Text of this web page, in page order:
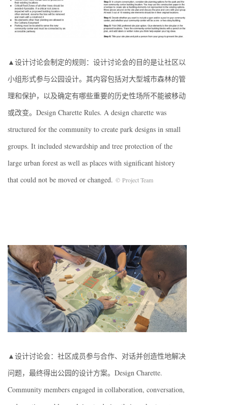
▲设计讨论会制定的规则：设计讨论会的目的是让社区以
小组形式参与公园设计。其内容包括对大型城市森林的管
理和保护，以及确定有哪些重要的历史性场所不能被移动
或改变。Design Charette Rules. A design charette was
structured for the community to create park designs in small
groups. It included stewardship and tree protection of the
large urban forest as well as places with significant history
that could not be moved or changed. © Project Team
▲设计讨论会：社区成员参与合作、对话并创造性地解决
问题，最终得出公园的设计方案。Design Charette.
Community members engaged in collaboration, conversation,